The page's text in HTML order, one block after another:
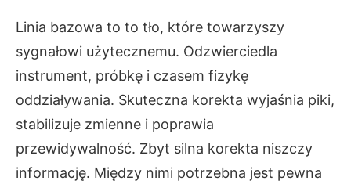
Linia bazowa to to tło, które towarzyszy
sygnałowi użytecznemu. Odzwierciedla
instrument, próbkę i czasem fizykę
oddziaływania. Skuteczna korekta wyjaśnia piki,
stabilizuje zmienne i poprawia
przewidywalność. Zbyt silna korekta niszczy
informację. Między nimi potrzebna jest pewna